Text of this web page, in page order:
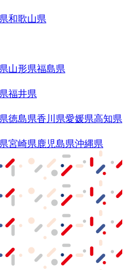
和歌山県
山形県福島県
福井県
徳島県香川県愛媛県高知県
宮崎県鹿児島県沖縄県